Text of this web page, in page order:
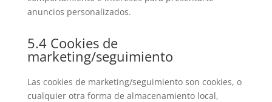
anuncios personalizados.
5.4 Cookies de
marketing/seguimiento
Las cookies de marketing/seguimiento son cookies, o
cualquier otra forma de almacenamiento local,